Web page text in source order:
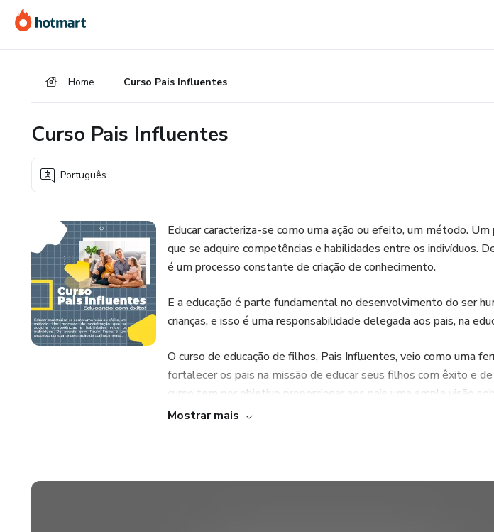
para
o
para
o
para
o
Home Curso Pais Influentes
Curso Pais Influentes
Português
Educar caracteriza-se como uma ação ou efeito, um método. Um
que se adquire competências e habilidades entre os indivíduos.
é um processo constante de criação de conhecimento.
E a educação é parte fundamental no desenvolvimento do ser
crianças, e isso é uma responsabilidade delegada aos pais, na
O curso de educação de filhos, Pais Influentes, veio como uma
fortalecer os pais na missão de educar seus filhos com êxito e
curso tem por objetivo proporcionar aos pais uma ampla visão
de como pode educar seus filhos, por meio da troca de
Mostrar mais